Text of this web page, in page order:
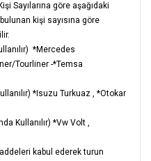
Sayılarına göre aşağıdaki
kişi sayısına göre
*Mercedes
Tourliner -*Temsa
*Isuzu Turkuaz , *Otokar
Kullanılır) *Vw Volt ,
kabul ederek turun